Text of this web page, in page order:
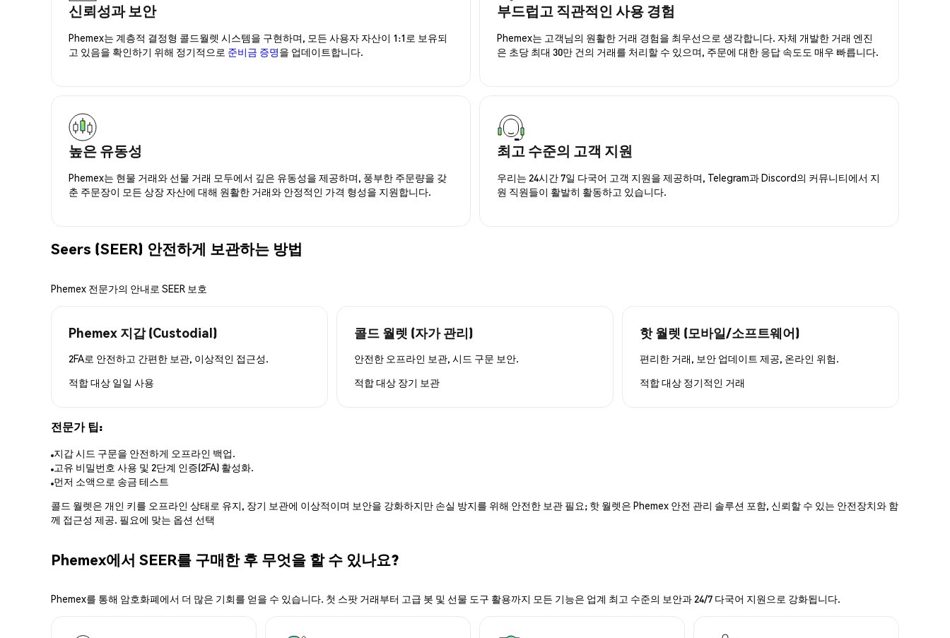
신뢰성과 보안
Phemex는 계층적 결정형 콜드월렛 시스템을 구현하며, 모든 사용자 자산이 1:1로 보유되
고 있음을 확인하기 위해 정기적으로 준비금 증명을 업데이트합니다.
부드럽고 직관적인 사용 경험
Phemex는 고객님의 원활한 거래 경험을 최우선으로 생각합니다. 자체 개발한 거래 엔진
은 초당 최대 30만 건의 거래를 처리할 수 있으며, 주문에 대한 응답 속도도 매우 빠릅니다.
높은 유동성
Phemex는 현물 거래와 선물 거래 모두에서 깊은 유동성을 제공하며, 풍부한 주문량을 갖
춘 주문장이 모든 상장 자산에 대해 원활한 거래와 안정적인 가격 형성을 지원합니다.
최고 수준의 고객 지원
우리는 24시간 7일 다국어 고객 지원을 제공하며, Telegram과 Discord의 커뮤니티에서 지
원 직원들이 활발히 활동하고 있습니다.
Seers (SEER) 안전하게 보관하는 방법
Phemex 전문가의 안내로 SEER 보호
Phemex 지갑 (Custodial)
2FA로 안전하고 간편한 보관, 이상적인 접근성.
적합 대상 일일 사용
콜드 월렛 (자가 관리)
안전한 오프라인 보관, 시드 구문 보안.
적합 대상 장기 보관
핫 월렛 (모바일/소프트웨어)
편리한 거래, 보안 업데이트 제공, 온라인 위험.
적합 대상 정기적인 거래
전문가 팁:
지갑 시드 구문을 안전하게 오프라인 백업.
고유 비밀번호 사용 및 2단계 인증(2FA) 활성화.
먼저 소액으로 송금 테스트
콜드 월렛은 개인 키를 오프라인 상태로 유지, 장기 보관에 이상적이며 보안을 강화하지만 손실 방지를 위해 안전한 보관 필요; 핫 월렛은 Phemex 안전 관리 솔루션 포함, 신뢰할 수 있는 안전장치와 함
께 접근성 제공. 필요에 맞는 옵션 선택
Phemex에서 SEER를 구매한 후 무엇을 할 수 있나요?
Phemex를 통해 암호화폐에서 더 많은 기회를 얻을 수 있습니다. 첫 스팟 거래부터 고급 봇 및 선물 도구 활용까지 모든 기능은 업계 최고 수준의 보안과 24/7 다국어 지원으로 강화됩니다.